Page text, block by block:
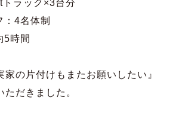
ラック×3台分
4名体制
5時間
家の片付けもまたお願いしたい』
ただきました。